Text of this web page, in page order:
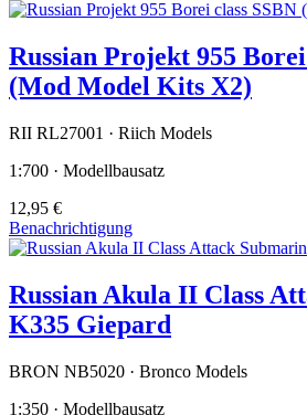
Russian Projekt 955 Borei
(Mod Model Kits X2)
RII RL27001 · Riich Models
1:700 · Modellbausatz
12,95 €
Benachrichtigung
Russian Akula II Class
K335 Giepard
BRON NB5020 · Bronco Models
1:350 · Modellbausatz